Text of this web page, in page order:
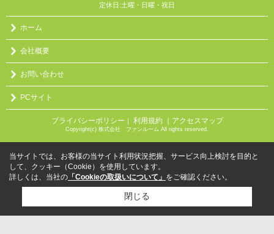
定休日:土曜・日曜・祝日
ホーム
会社概要
お問い合わせ
PCサイト
プライバシーポリシー ｜ 利用規約 ｜アクセスマップ
Copyright(c) 株式会社 ファンルーム All rights reserved.
当サイトでは、お客様の当サイト利用状況把握、サービス向上検討を目的と
して、クッキー（Cookie）を使用しています。
詳しくは、当社の 「Cookieの取扱いについて」 をご確認ください。
閉じる